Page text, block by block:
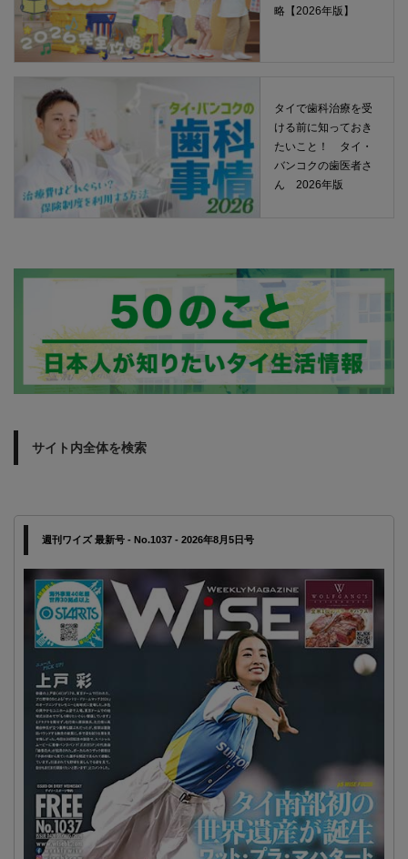
略【2026年版】
タイで歯科治療を受
ける前に知っておき
たいこと！ タイ・
バンコクの歯医者さ
ん 2026年版
サイト内全体を検索
週刊ワイズ 最新号 - No.1037 - 2026年8月5日号